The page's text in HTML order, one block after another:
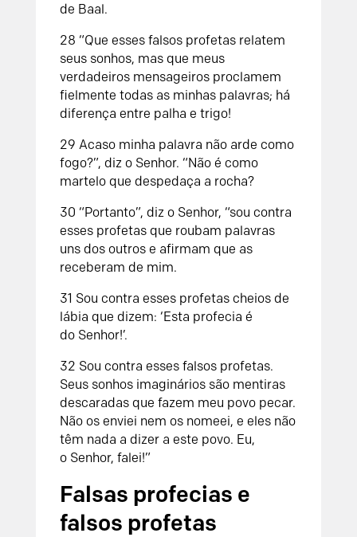
de Baal.
28 “Que esses falsos profetas relatem
seus sonhos, mas que meus
verdadeiros mensageiros proclamem
fielmente todas as minhas palavras; há
diferença entre palha e trigo!
29 Acaso minha palavra não arde como
fogo?”, diz o Senhor. “Não é como
martelo que despedaça a rocha?
30 “Portanto”, diz o Senhor, “sou contra
esses profetas que roubam palavras
uns dos outros e afirmam que as
receberam de mim.
31 Sou contra esses profetas cheios de
lábia que dizem: ‘Esta profecia é
do Senhor!’.
32 Sou contra esses falsos profetas.
Seus sonhos imaginários são mentiras
descaradas que fazem meu povo pecar.
Não os enviei nem os nomeei, e eles não
têm nada a dizer a este povo. Eu,
o Senhor, falei!”
Falsas profecias e
falsos profetas